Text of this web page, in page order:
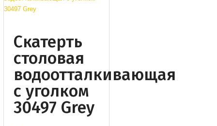
Cкатерть
столовая
водоотталкивающая
с уголком
30497 Grey